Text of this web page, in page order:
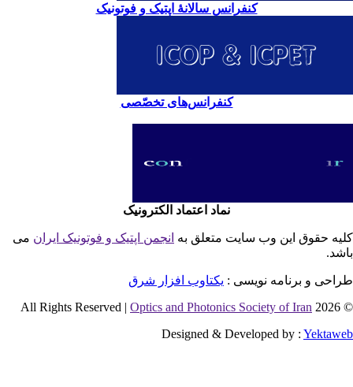
کنفرانس سالانۀ اپتیک و فوتونیک
کنفرانس‌های تخصّصی
نماد اعتماد الکترونیک
حقوق این وب سایت متعلق بهانجمن اپتیک و فوتونیک ایران می
و برنامه نویسی : یکتاوب افزار شرق
©
Optics and Photonics Society of Iran
Designed & Developed by :